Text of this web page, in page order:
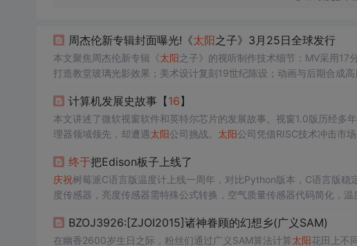
周杰伦新专辑封面曝光!《太阳之子》3月25日全球发行
本文聚焦周杰伦新专辑《太阳之子》的视听制作技术细节：MV采用17
打造教堂玻璃光影效果；美术设计复刻19世纪陈设；动画与后期合成
计算机发展史故事【16】
本文讲述了微软视窗软件和英特尔芯片的发展故事。视窗1.0版历经多
理器领域领先，却遭遇太阳公司挑战。 太阳公司凭借RISC技术冲击市
终于把Edison板子上线了
庆祝树莓派C语言版温度计上线一周年，对比Python版本，C语言版
度传感器，亮度传感器需特殊公式转换，空气质量传感器代码简化，温
BZOJ3926:[ZJOI2015]诸神眷顾的幻想乡(广义SAM)
在幽香2600岁生日之际，粉丝们通过广义SAM算法计算太阳花田上不